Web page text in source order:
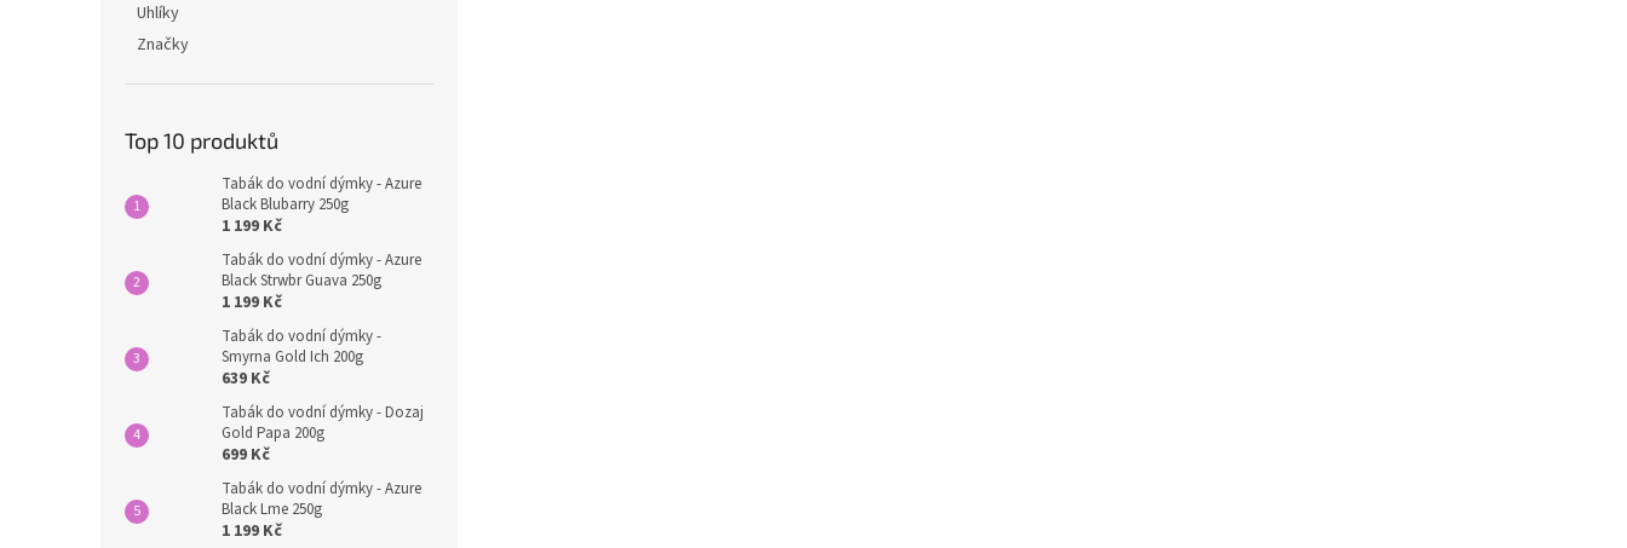
Uhlíky
Značky
Top 10 produktů
Tabák do vodní dýmky - Azure
Black Blubarry 250g
1 199 Kč
Tabák do vodní dýmky - Azure
Black Strwbr Guava 250g
1 199 Kč
Tabák do vodní dýmky -
Smyrna Gold Ich 200g
639 Kč
Tabák do vodní dýmky - Dozaj
Gold Papa 200g
699 Kč
Tabák do vodní dýmky - Azure
Black Lme 250g
1 199 Kč